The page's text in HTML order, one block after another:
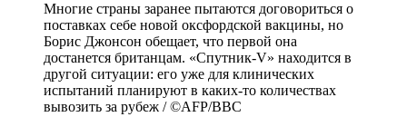
Многие страны заранее пытаются договориться о
поставках себе новой оксфордской вакцины, но
Борис Джонсон обещает, что первой она
достанется британцам. «Спутник-V» находится в
другой ситуации: его уже для клинических
испытаний планируют в каких-то количествах
вывозить за рубеж / ©AFP/BBC